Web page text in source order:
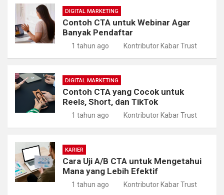
DIGITAL MARKETING
Contoh CTA untuk Webinar Agar
Banyak Pendaftar
1 tahun ago Kontributor Kabar Trust
DIGITAL MARKETING
Contoh CTA yang Cocok untuk
Reels, Short, dan TikTok
1 tahun ago Kontributor Kabar Trust
KARIER
Cara Uji A/B CTA untuk Mengetahui
Mana yang Lebih Efektif
1 tahun ago Kontributor Kabar Trust